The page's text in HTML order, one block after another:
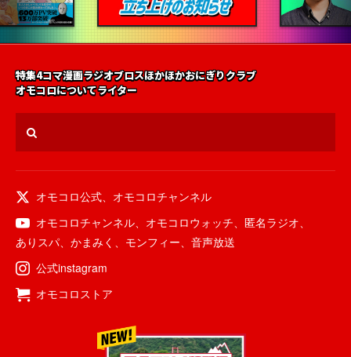
特集4コマ漫画ラジオブロスほかほかおにぎりクラブ
オモコロについてライター
オモコロ公式、 オモコロチャンネル
オモコロチャンネル、 オモコロウォッチ、 匿名ラジオ、
ありスパ、 かまみく 、 モンフィー、 音声放送
公式instagram
オモコロストア